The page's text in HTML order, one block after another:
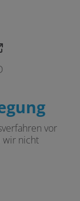
vor
wir nicht